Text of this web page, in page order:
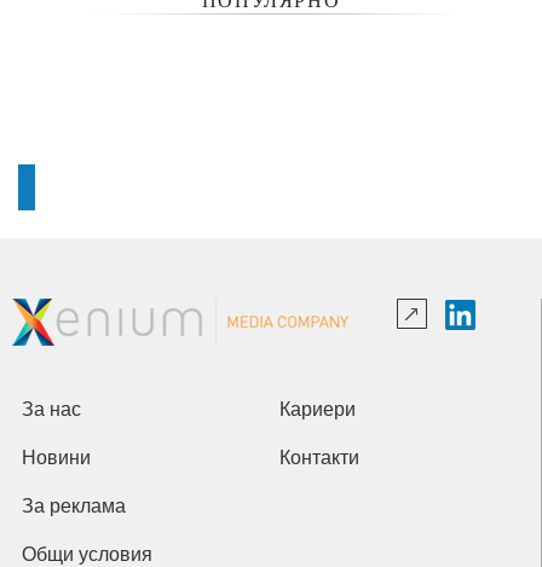
За нас Кариери
Новини Контакти
За реклама
Общи условия